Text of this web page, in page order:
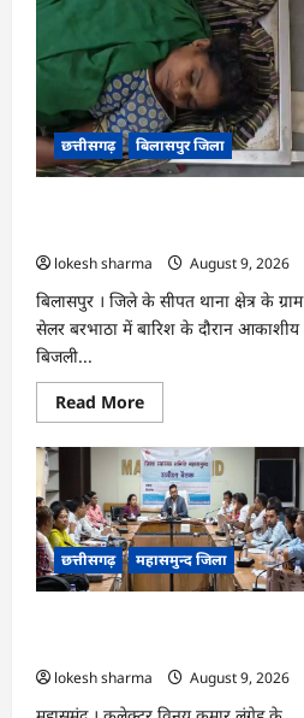
मुढ़ीपार
अंतर्गत
विशेष
ग्राम
सभा
में
योजनाओं
का
सामाजिक
अंकेक्षण…
छत्तीसगढ़ बिलासपुर जिला
lokesh sharma
August 9, 2026
बिलासपुर । जिले के सीपत थाना क्षेत्र के ग्राम
सेलर बरभाठा में बारिश के दौरान आकाशीय
बिजली...
Read MoreRead
more
CG
:
आकाशीय
बिजली
का
कहर,
खेत
से
लौट
छत्तीसगढ़ महासमुन्द जिला
lokesh sharma
August 9, 2026